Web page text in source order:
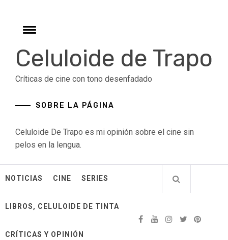
contentToggle
Celuloide de Trapo
Críticas de cine con tono desenfadado
SOBRE LA PÁGINA
Celuloide De Trapo es mi opinión sobre el cine sin
pelos en la lengua.
NOTICIAS CINE SERIES
LIBROS, CELULOIDE DE TINTA
CRÍTICAS Y OPINIÓN